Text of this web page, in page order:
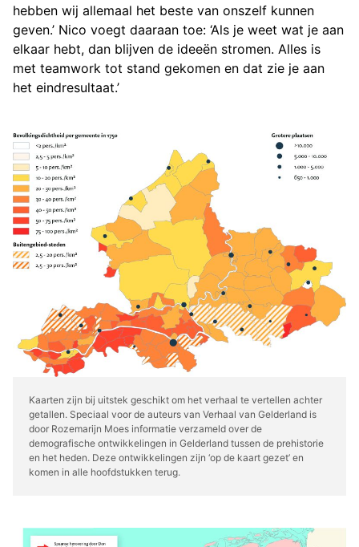
hebben wij allemaal het beste van onszelf kunnen
geven.’ Nico voegt daaraan toe: ‘Als je weet wat je aan
elkaar hebt, dan blijven de ideeën stromen. Alles is
met teamwork tot stand gekomen en dat zie je aan
het eindresultaat.’
Kaarten zijn bij uitstek geschikt om het verhaal te vertellen achter
getallen. Speciaal voor de auteurs van Verhaal van Gelderland is
door Rozemarijn Moes informatie verzameld over de
demografische ontwikkelingen in Gelderland tussen de prehistorie
en het heden. Deze ontwikkelingen zijn ‘op de kaart gezet’ en
komen in alle hoofdstukken terug.